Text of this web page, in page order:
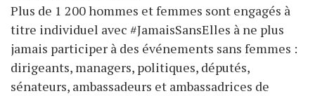
Plus de 1 200 hommes et femmes sont engagés à
titre individuel avec #JamaisSansElles à ne plus
jamais participer à des événements sans femmes :
dirigeants, managers, politiques, députés,
sénateurs, ambassadeurs et ambassadrices de